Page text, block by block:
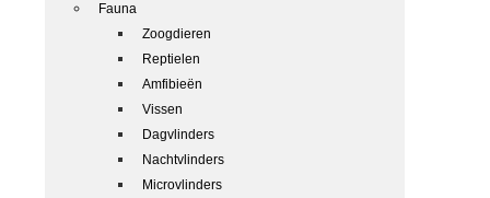
Fauna
Zoogdieren
Reptielen
Amfibieën
Vissen
Dagvlinders
Nachtvlinders
Microvlinders